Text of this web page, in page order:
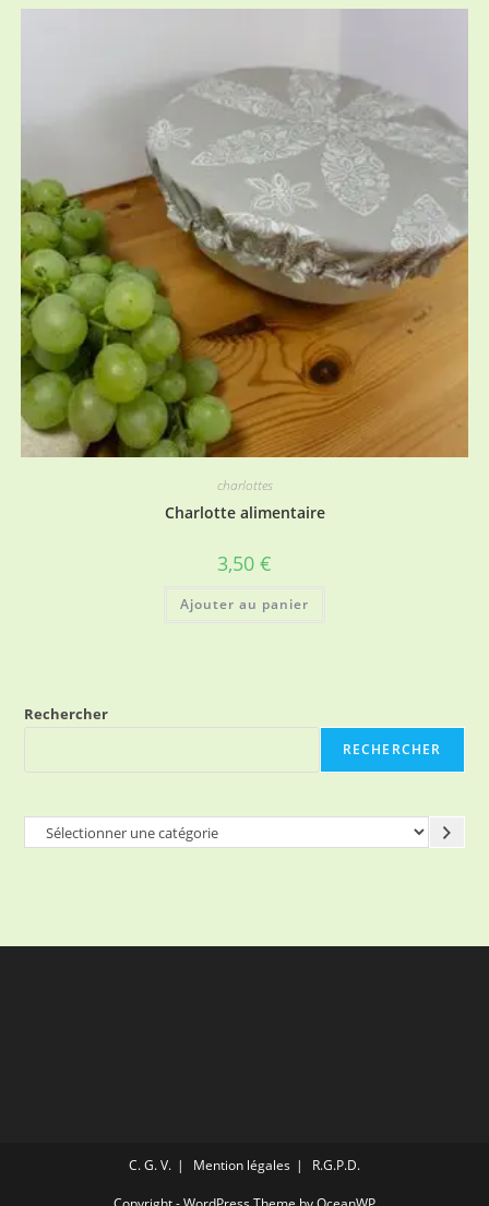
charlottes
Charlotte alimentaire
3,50 €
Ajouter au panier
Rechercher
RECHERCHER
Sélectionner
C. G. V. Mention légales R.G.P.D.